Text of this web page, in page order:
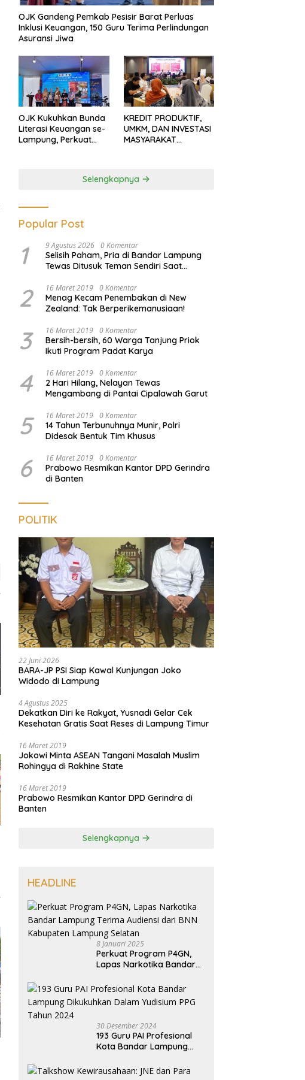
OJK Gandeng Pemkab Pesisir Barat Perluas
Inklusi Keuangan, 150 Guru Terima Perlindungan
Asuransi Jiwa
OJK Kukuhkan Bunda
Literasi Keuangan se-
Lampung, Perkuat
KREDIT PRODUKTIF,
UMKM, DAN INVESTASI
MASYARAKAT
Selengkapnya
Popular Post
1 9 Agustus 2026 0 Komentar
Selisih Paham, Pria di Bandar Lampung
Tewas Ditusuk Teman Sendiri Saat
2 16 Maret 2019 0 Komentar
Menag Kecam Penembakan di New
Zealand: Tak Berperikemanusiaan!
3 16 Maret 2019 0 Komentar
Bersih-bersih, 60 Warga Tanjung Priok
Ikuti Program Padat Karya
4 16 Maret 2019 0 Komentar
2 Hari Hilang, Nelayan Tewas
Mengambang di Pantai Cipalawah Garut
5 16 Maret 2019 0 Komentar
14 Tahun Terbunuhnya Munir, Polri
Didesak Bentuk Tim Khusus
6 16 Maret 2019 0 Komentar
Prabowo Resmikan Kantor DPD Gerindra
di Banten
POLITIK
22 Juni 2026
BARA-JP PSI Siap Kawal Kunjungan Joko
Widodo di Lampung
4 Agustus 2025
Dekatkan Diri ke Rakyat, Yusnadi Gelar Cek
Kesehatan Gratis Saat Reses di Lampung Timur
16 Maret 2019
Jokowi Minta ASEAN Tangani Masalah Muslim
Rohingya di Rakhine State
16 Maret 2019
Prabowo Resmikan Kantor DPD Gerindra di
Banten
Selengkapnya
HEADLINE
8 Januari 2025
Perkuat Program P4GN,
Lapas Narkotika Bandar
dari BNN Kabupaten
Lampung Selatan
30 Desember 2024
193 Guru PAI Profesional
Kota Bandar Lampung
Yudisium PPG Tahun 2024